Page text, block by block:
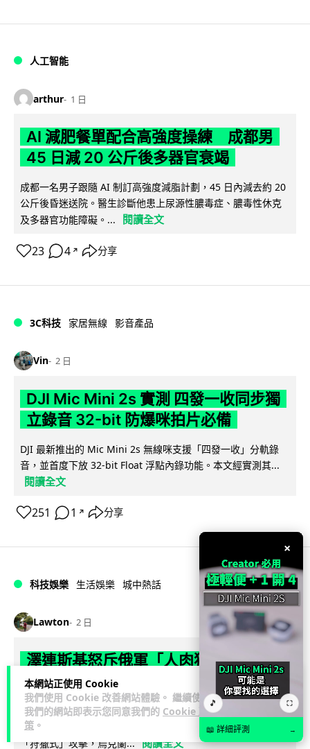
本網站正使用 Cookie
我們使用 Cookie 改善網站體驗。 繼續使用
我們的網站即表示您同意我們的 Cookie 政
策 。
人工智能
arthur 1 日
AI 減肥餐單配合高強度操練 成都男
45 日減 20 公斤後多器官衰竭
成都一名男子跟隨 AI 制訂高強度減脂計劃，45 日內減去約 20
公斤後昏迷送院。醫生診斷他患上尿源性膿毒症、膿毒性休克
及多器官功能障礙。...
閱讀全文
23 4 ↗ 分享
3C科技 家居無線 影音產品
Vin 2 日
DJI Mic Mini 2s 實測 四發一收同步獨
立錄音 32-bit 防爆咪拍片必備
DJI 最新推出的 Mic Mini 2s 無線咪支援「四發一收」分軌錄
音，並首度下放 32-bit Float 浮點內錄功能。本文經實測其...
閱讀全文
251 1 ↗ 分享
科技娛樂 生活娛樂 城中熱話
Lawton 2 日
澤連斯基怒斥俄軍「人肉狩獵」 無人機
追殺烏克蘭小販近 40 秒仍被炸傷
烏克蘭克爾松一名 52 歲小販被俄軍無人機追擊近 40 秒後被炸
傷，影片由烏克蘭總統澤連斯基公開。他直斥俄軍對平民進行
「狩獵式」攻擊，烏克蘭... 閱讀全文
×
🎵 ⛶
📖 詳細評測 →